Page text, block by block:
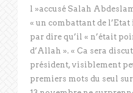
l »accusé Salah
« un combattant de
par dire qu’il « n’était
d’Allah ». « Ca sera
président, visiblement
premiers mots du seul